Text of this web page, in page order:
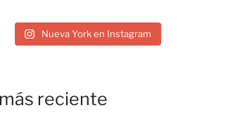
Nueva York en Instagram
reciente